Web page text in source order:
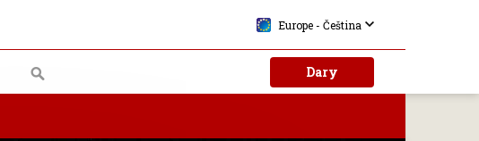
Dary
Europe - Čeština